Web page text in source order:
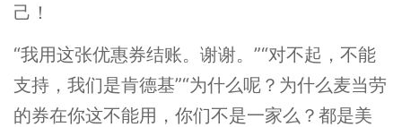
己！
“我用这张优惠券结账。谢谢。”“对不起，不能
支持，我们是肯德基”“为什么呢？为什么麦当劳
的券在你这不能用，你们不是一家么？都是美